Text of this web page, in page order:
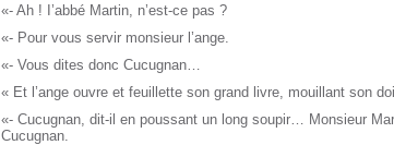
«- Ah ! I’abbé Martin, n’est-ce pas ?
«- Pour vous servir monsieur l’ange.
«- Vous dites donc Cucugnan…
« Et l’ange ouvre et feuillette son grand livre, mouillant son
«- Cucugnan, dit-il en poussant un long soupir… Monsieur
Cucugnan.